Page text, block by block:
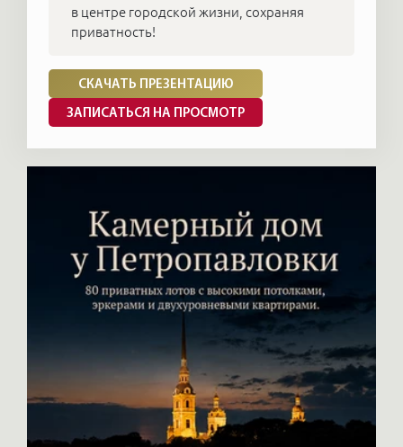
в центре городской жизни, сохраняя
приватность!
СКАЧАТЬ ПРЕЗЕНТАЦИЮ
ЗАПИСАТЬСЯ НА ПРОСМОТР